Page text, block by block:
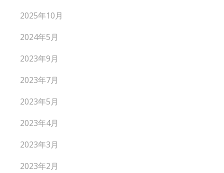
2025年10月
2024年5月
2023年9月
2023年7月
2023年5月
2023年4月
2023年3月
2023年2月